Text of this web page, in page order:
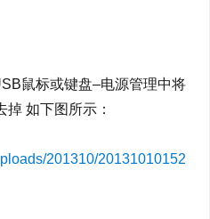
鼠标或键盘–电源管理中将
掉 如下图所示：